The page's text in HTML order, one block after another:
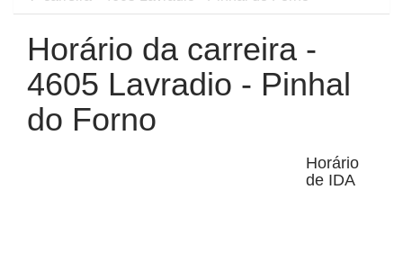
Horário da carreira -
4605 Lavradio - Pinhal
do Forno
Horário
de IDA